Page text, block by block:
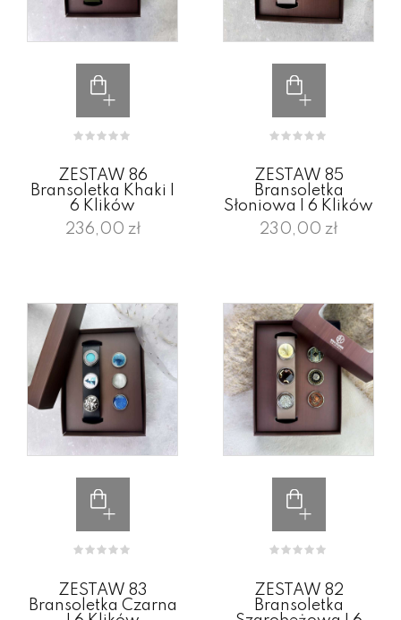
ZESTAW 86
Bransoletka Khaki I
6 Klików
236,00 zł
ZESTAW 85
Bransoletka
Słoniowa I 6 Klików
230,00 zł
ZESTAW 83
Bransoletka Czarna
ZESTAW 82
Bransoletka